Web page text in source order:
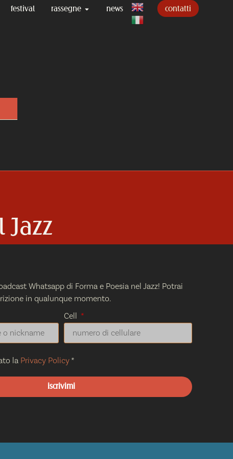
festival rassegne news contatti
Jazz
Whatsapp di Forma e Poesia nel Jazz! Potrai
in qualunque momento.
Cell
la Privacy Policy *
iscrivimi